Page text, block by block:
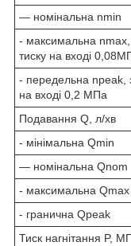
— номінальна nmin
- максимальна nmax
тиску на вході
- передельна npeak,
на вході 0,2 МПа
Подавання Q, л/хв
- мінімальна Qmin
— номінальна Qnom
- максимальна Qmax
- гранична Qpeak
Тиск нагнітання P,